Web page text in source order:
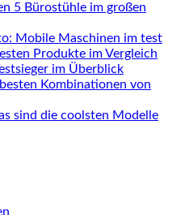
5 Bürostühle im großen
Mobile Maschinen im test
Produkte im Vergleich
im Überblick
Kombinationen von
sind die coolsten Modelle